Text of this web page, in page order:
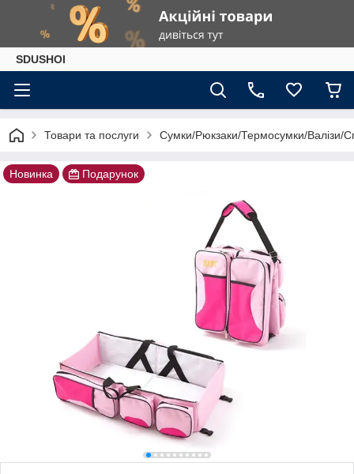
SDUSHOI
Товари та послуги Сумки/Рюкзаки/Термосумки/Валізи/
Новинка Подарунок